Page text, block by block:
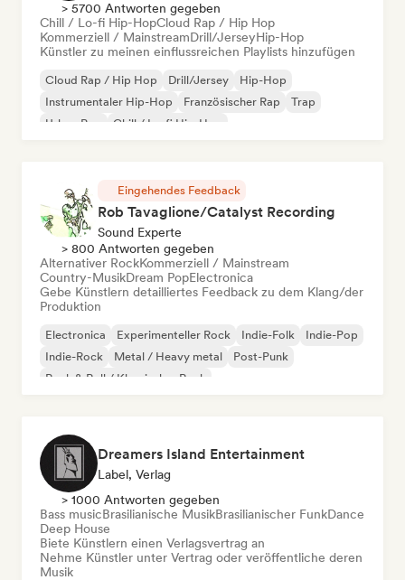
> 5700 Antworten gegeben
Chill / Lo-fi Hip-HopCloud Rap / Hip Hop
Kommerziell / MainstreamDrill/JerseyHip-Hop
Künstler zu meinen einflussreichen Playlists hinzufügen
Cloud Rap / Hip Hop Drill/Jersey
Hip-Hop
Instrumentaler Hip-Hop
Französischer Rap
Trap
Urban Pop
Chill / Lo-fi Hip-Hop
Eingehendes Feedback
Rob Tavaglione/Catalyst Recording
Sound Experte
> 800 Antworten gegeben
Alternativer RockKommerziell / Mainstream
Country-MusikDream PopElectronica
Gebe Künstlern detailliertes Feedback zu dem Klang/der
Produktion
Electronica Experimenteller Rock Indie-Folk
Indie-Pop
Indie-Rock
Metal / Heavy metal
Post-Punk
Rock & Roll / Klassischer Rock
Dreamers Island Entertainment
Label, Verlag
> 1000 Antworten gegeben
Bass musicBrasilianische MusikBrasilianischer FunkDance
Deep House
Biete Künstlern einen Verlagsvertrag an
Nehme Künstler unter Vertrag oder veröffentliche deren
Musik